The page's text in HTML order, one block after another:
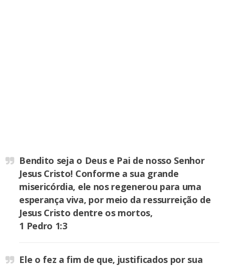
Bendito seja o Deus e Pai de nosso Senhor
Jesus Cristo! Conforme a sua grande
misericórdia, ele nos regenerou para uma
esperança viva, por meio da ressurreição de
Jesus Cristo dentre os mortos,
1 Pedro 1:3
Ele o fez a fim de que, justificados por sua